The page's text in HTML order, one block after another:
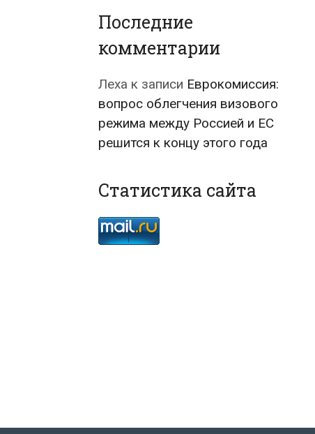
Последние
комментарии
Леха к записи Еврокомиссия:
вопрос облегчения визового
режима между Россией и ЕС
решится к концу этого года
Статистика сайта